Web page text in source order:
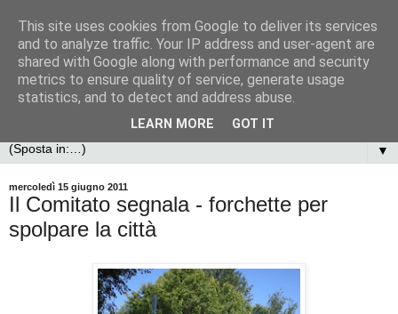
▼
mercoledì 15 giugno 2011
Il Comitato segnala - forchette per
spolpare la città
This site uses cookies from Google to deliver its services
and to analyze traffic. Your IP address and user-agent are
shared with Google along with performance and security
metrics to ensure quality of service, generate usage
statistics, and to detect and address abuse.
LEARN MORE GOT IT